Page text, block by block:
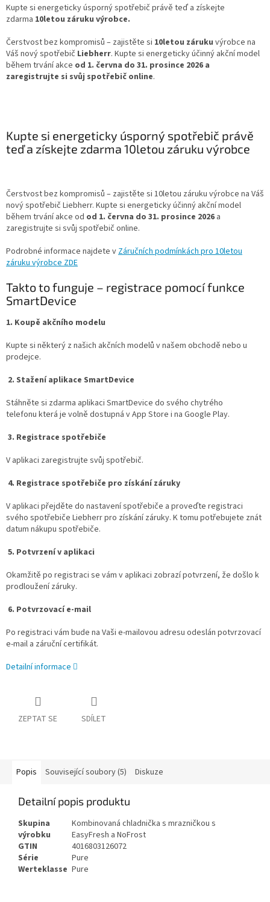
Kupte si energeticky úsporný spotřebič právě teď a získejte
zdarma 10letou záruku výrobce.
Čerstvost bez kompromisů – zajistěte si 10letou záruku výrobce na
Váš nový spotřebič Liebherr. Kupte si energeticky účinný akční model
během trvání akce od 1. června do 31. prosince 2026 a
zaregistrujte si svůj spotřebič online.
Kupte si energeticky úsporný spotřebič právě
teď a získejte zdarma 10letou záruku výrobce
Čerstvost bez kompromisů – zajistěte si 10letou záruku výrobce na Váš
nový spotřebič Liebherr. Kupte si energeticky účinný akční model
během trvání akce od od 1. června do 31. prosince 2026 a
zaregistrujte si svůj spotřebič online.
Podrobné informace najdete v Záručních podmínkách pro 10letou
záruku výrobce ZDE
Takto to funguje – registrace pomocí funkce
SmartDevice
1. Koupě akčního modelu
Kupte si některý z našich akčních modelů v našem obchodě nebo u
prodejce.
2. Stažení aplikace SmartDevice
Stáhněte si zdarma aplikaci SmartDevice do svého chytrého
telefonu která je volně dostupná v App Store i na Google Play.
3. Registrace spotřebiče
V aplikaci zaregistrujte svůj spotřebič.
4. Registrace spotřebiče pro získání záruky
V aplikaci přejděte do nastavení spotřebiče a proveďte registraci
svého spotřebiče Liebherr pro získání záruky. K tomu potřebujete znát
datum nákupu spotřebiče.
5. Potvrzení v aplikaci
Okamžitě po registraci se vám v aplikaci zobrazí potvrzení, že došlo k
prodloužení záruky.
6. Potvrzovací e-mail
Po registraci vám bude na Vaši e-mailovou adresu odeslán potvrzovací
e-mail a záruční certifikát.
Detailní informace
ZEPTAT SE SDÍLET
Popis Související soubory (5) Diskuze
Detailní popis produktu
Skupina
výrobku
Kombinovaná chladnička s mrazničkou s
EasyFresh a NoFrost
GTIN
4016803126072
Série
Pure
Werteklasse Pure